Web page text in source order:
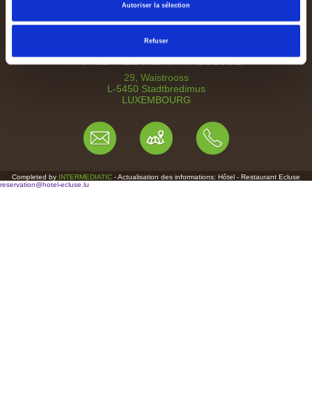
Autoriser la sélection
Refuser
HOTEL - RESTAURANT ECLUSE
29, Waistrooss
L-5450 Stadtbredimus
LUXEMBOURG
Completed by INTERMEDIATIC - Actualisation des informations: Hôtel - Restaurant Ecluse
reservation@hotel-ecluse.lu